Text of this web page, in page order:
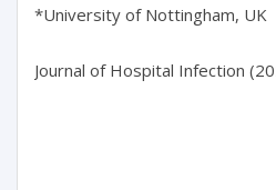
*University of Nottingham, UK
Journal of Hospital Infection